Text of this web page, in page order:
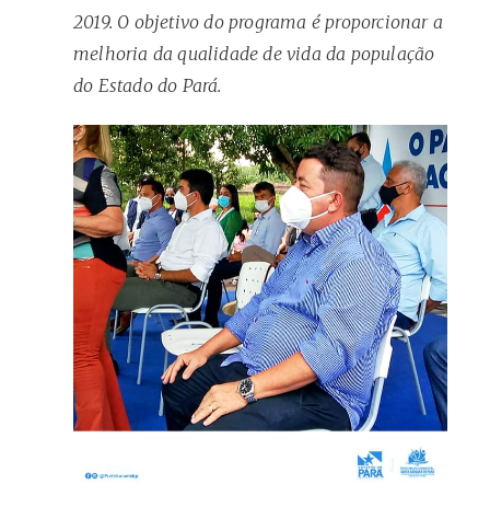
2019. O objetivo do programa é proporcionar a
melhoria da qualidade de vida da população
do Estado do Pará.